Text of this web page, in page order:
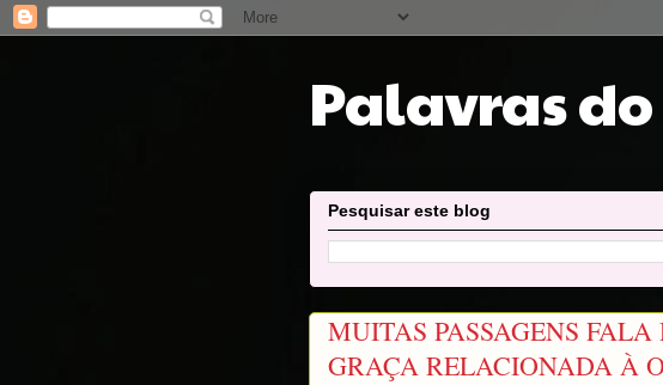
Palavras
Pesquisar este blog
MUITAS PASSAGENS
GRAÇA RELACIONADA À